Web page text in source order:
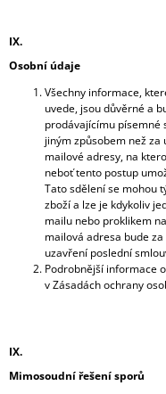
IX.
Osobní údaje
Všechny informace,
uvede, jsou důvěrné a
prodávajícímu písemné
jiným způsobem než
mailové adresy, na
neboť tento postup
Tato sdělení se mohou
zboží a lze je kdykoliv
mailu nebo proklikem
mailová adresa bude
uzavření poslední
Podrobnější informace
v Zásadách ochrany
IX.
Mimosoudní řešení sporů